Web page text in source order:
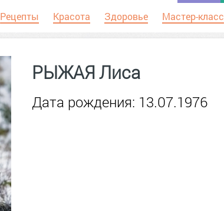
Рецепты Красота Здоровье Мастер-класс
РЫЖАЯ Лиса
Дата рождения: 13.07.1976